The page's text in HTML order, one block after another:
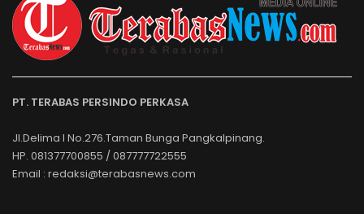
PT. TERABAS PERSINDO PERKASA
Jl.Delima I No.276.Taman Bunga Pangkalpinang.
HP. 081377700855 / 087777722555
Email : redaksi@terabasnews.com